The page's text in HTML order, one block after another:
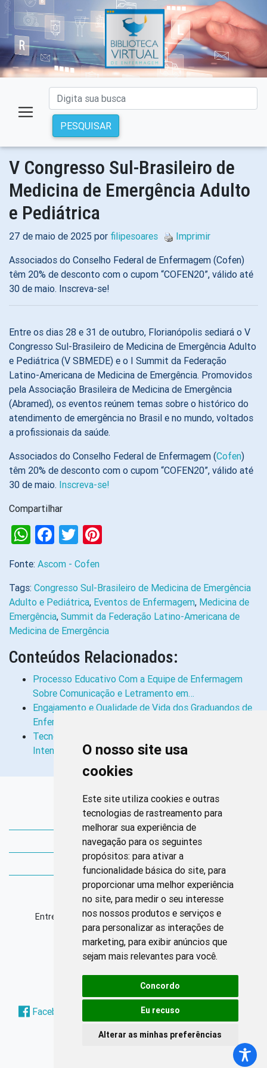
O nosso site usa
cookies
Este site utiliza cookies e outras
tecnologias de rastreamento para
melhorar sua experiência de
navegação para os seguintes
propósitos: para ativar a
funcionalidade básica do site, para
proporcionar uma melhor experiência
no site, para medir o seu interesse
nos nossos produtos e serviços e
para personalizar as interações de
marketing, para exibir anúncios que
sejam mais relevantes para você.
Concordo
Eu recuso
Alterar as minhas preferências
PESQUISAR
V Congresso Sul-Brasileiro de
Medicina de Emergência Adulto
e Pediátrica
27 de maio de 2025 por filipesoares
Imprimir
Associados do Conselho Federal de Enfermagem (Cofen)
têm 20% de desconto com o cupom “COFEN20”, válido até
30 de maio. Inscreva-se!
Entre os dias 28 e 31 de outubro, Florianópolis sediará o V
Congresso Sul-Brasileiro de Medicina de Emergência Adulto
e Pediátrica (V SBMEDE) e o I Summit da Federação
Latino-Americana de Medicina de Emergência. Promovidos
pela Associação Brasileira de Medicina de Emergência
(Abramed), os eventos reúnem temas sobre o histórico do
atendimento de emergência no Brasil e no mundo, voltados
a profissionais da saúde.
Associados do Conselho Federal de Enfermagem (Cofen)
têm 20% de desconto com o cupom “COFEN20”, válido até
30 de maio. Inscreva-se!
Compartilhar
WhatsApp
Facebook
Twitter
Fonte: Ascom - Cofen
Tags: Congresso Sul-Brasileiro de Medicina de Emergência
Adulto e Pediátrica, Eventos de Enfermagem, Medicina de
Emergência, Summit da Federação Latino-Americana de
Medicina de Emergência
Conteúdos Relacionados:
Processo Educativo Com a Equipe de Enfermagem
Sobre Comunicação e Letramento em…
Engajamento e Qualidade de Vida dos Graduandos de
Enfermagem e Medicina
Tecnologia Educacional em Uma Unidade de Terapia
Intensiva Pediátrica: Construção…
Links Rápidos
Bibliotecas Corens
Bases da Saúde
Bases de conhecimento
Endereço
Entrequadra Sul 208/209, Asa Sul, CEP: 70390-100
Horário de Funcionamento
Segunda à sexta: 8h às 17h
Redes Sociais
Facebook Twitter